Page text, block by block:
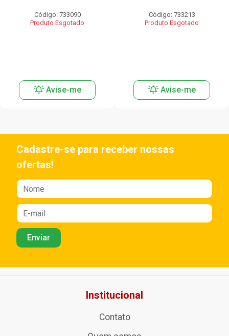
Código: 733090
Produto Esgotado
Avise-me
Código: 733213
Produto Esgotado
Avise-me
Cadastre-se para receber nossas
ofertas!
Institucional
Contato